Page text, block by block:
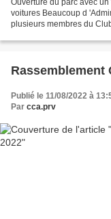
voitures Beaucoup d
plusieurs membres du
Publié le 11/08/2022 à
Par cca.prv